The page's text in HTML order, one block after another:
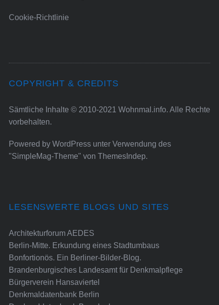
Cookie-Richtlinie
COPYRIGHT & CREDITS
Sämtliche Inhalte © 2010-2021 Wohnmal.info. Alle Rechte
vorbehalten.
Powered by WordPressunter Verwendung des
"SimpleMag-Theme" von ThemesIndep.
LESENSWERTE BLOGS UND SITES
Architekturforum AEDES
Berlin-Mitte. Erkundung eines Stadtumbaus
Bonfortionös. Ein Berliner-Bilder-Blog.
Brandenburgisches Landesamt für Denkmalpflege
Bürgerverein Hansaviertel
Denkmaldatenbank Berlin